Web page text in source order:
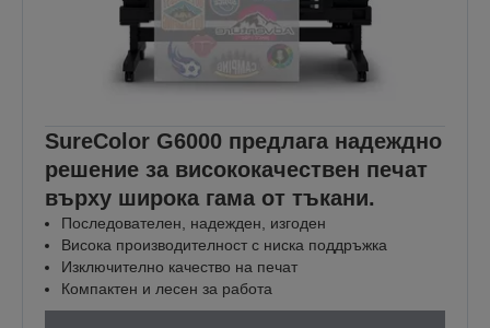
SureColor G6000 предлага надеждно
решение за висококачествен печат
върху широка гама от тъкани.
Последователен, надежден, изгоден
Висока производителност с ниска поддръжка
Изключително качество на печат
Компактен и лесен за работа